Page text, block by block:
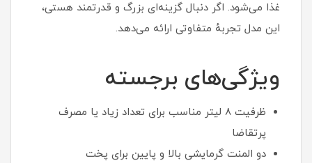
غذا می‌شود. اگر دنبال گزینه‌ای بزرگ و قدرتمند هستی،
این مدل تجربهٔ متفاوتی ارائه می‌دهد.
ویژگی‌های برجسته
ظرفیت ۸ لیتر مناسب برای تعداد زیاد یا مصرف
پرتقاضا
دو المنت گرمایشی بالا و پایین برای پخت